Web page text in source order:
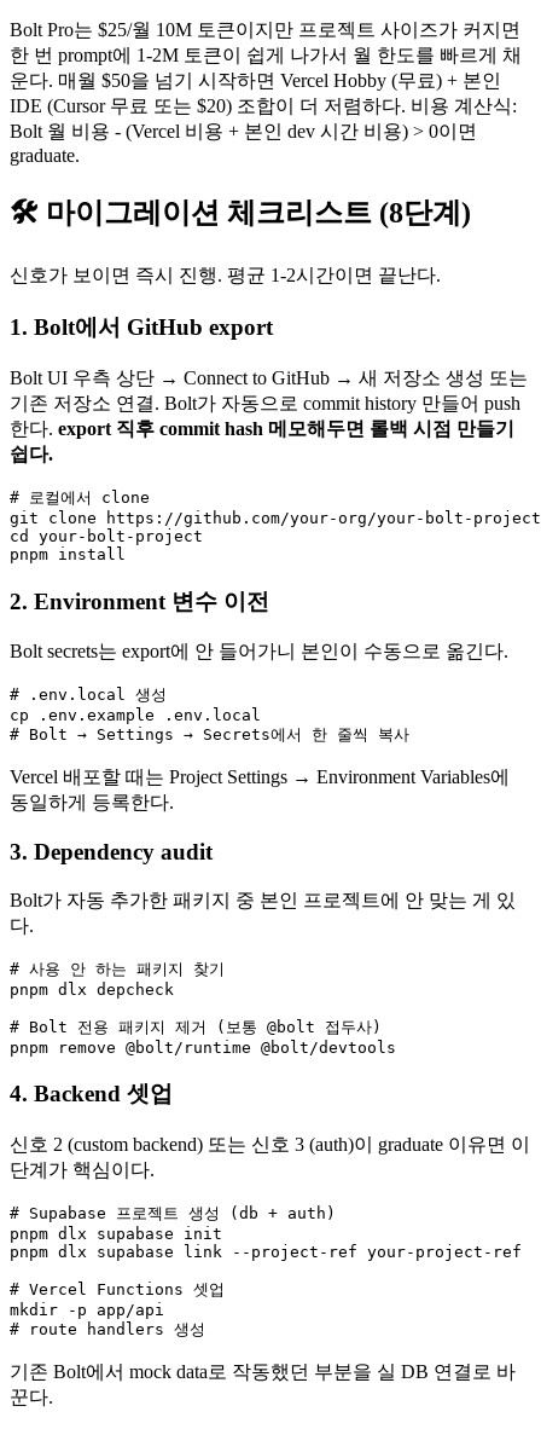
Bolt Pro는 $25/월 10M 토큰이지만 프로젝트 사이즈가 커지면
한 번 prompt에 1-2M 토큰이 쉽게 나가서 월 한도를 빠르게 채
운다. 매월 $50을 넘기 시작하면 Vercel Hobby (무료) + 본인
IDE (Cursor 무료 또는 $20) 조합이 더 저렴하다. 비용 계산식:
Bolt 월 비용 - (Vercel 비용 + 본인 dev 시간 비용) > 0이면
graduate.
🛠 마이그레이션 체크리스트 (8단계)
신호가 보이면 즉시 진행. 평균 1-2시간이면 끝난다.
1. Bolt에서 GitHub export
Bolt UI 우측 상단 → Connect to GitHub → 새 저장소 생성 또는
기존 저장소 연결. Bolt가 자동으로 commit history 만들어 push
한다. export 직후 commit hash 메모해두면 롤백 시점 만들기
쉽다.
# 로컬에서 clone
git clone https://github.com/your-org/your-bolt-
cd your-bolt-project
2. Environment 변수 이전
Bolt secrets는 export에 안 들어가니 본인이 수동으로 옮긴다.
# .env.local 생성
cp .env.example .env.local
Vercel 배포할 때는 Project Settings → Environment Variables에
동일하게 등록한다.
3. Dependency audit
Bolt가 자동 추가한 패키지 중 본인 프로젝트에 안 맞는 게 있
다.
# 사용 안 하는 패키지 찾기
pnpm dlx depcheck
# Bolt 전용 패키지 제거 (보통 @bolt 접두사)
4. Backend 셋업
신호 2 (custom backend) 또는 신호 3 (auth)이 graduate 이유면 이
단계가 핵심이다.
# Supabase 프로젝트 생성 (db + auth)
pnpm dlx supabase init
pnpm dlx supabase link --project-ref your-project-ref
# Vercel Functions 셋업
mkdir -p app/api
기존 Bolt에서 mock data로 작동했던 부분을 실 DB 연결로 바
꾼다.